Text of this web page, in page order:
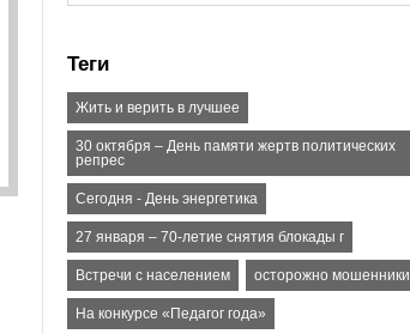
Теги
Жить и верить в лучшее
30 октября – День памяти жертв политических
репрес
Сегодня - День энергетика
27 января – 70-летие снятия блокады г
Встречи с населением осторожно мошенники
На конкурсе «Педагог года»